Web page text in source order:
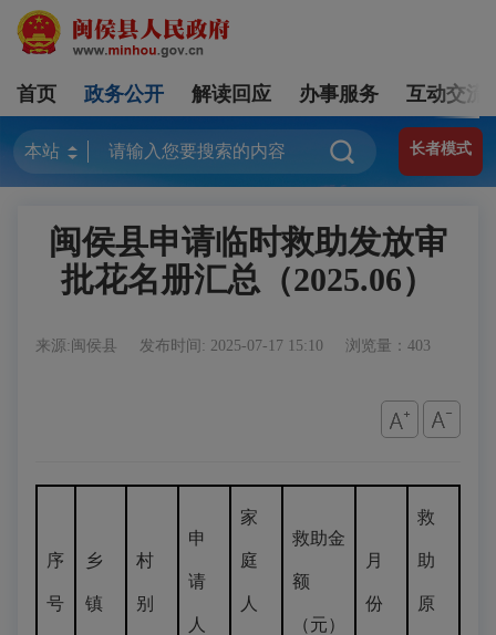
首页 政务公开 解读回应 办事服务 互动交流
长者模式
闽侯县申请临时救助发放审
批花名册汇总（2025.06）
来源:闽侯县 发布时间: 2025-07-17 15:10 浏览量：403
序
号
乡
镇
村
别
申
请
人
家
庭
人
救助金
额
（元）
月
份
救
助
原